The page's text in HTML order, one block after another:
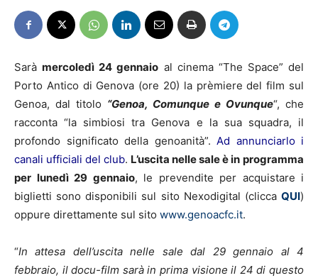
Saràmercoledì 24 gennaio al cinema “The Space” del
Porto Antico di Genova (ore 20) la prèmiere del film sul
Genoa, dal titolo “Genoa, Comunque e Ovunque“, che
racconta “la simbiosi tra Genova e la sua squadra, il
profondo significato della genoanità”. Ad annunciarlo i
canali ufficiali del club. L’uscita nelle sale è in programma
per lunedì 29 gennaio, le prevendite per acquistare i
biglietti sono disponibili sul sito Nexodigital (clicca QUI)
oppure direttamente sul sito www.genoacfc.it.
“In attesa dell’uscita nelle sale dal 29 gennaio al 4
febbraio, il docu-film sarà in prima visione il 24 di questo